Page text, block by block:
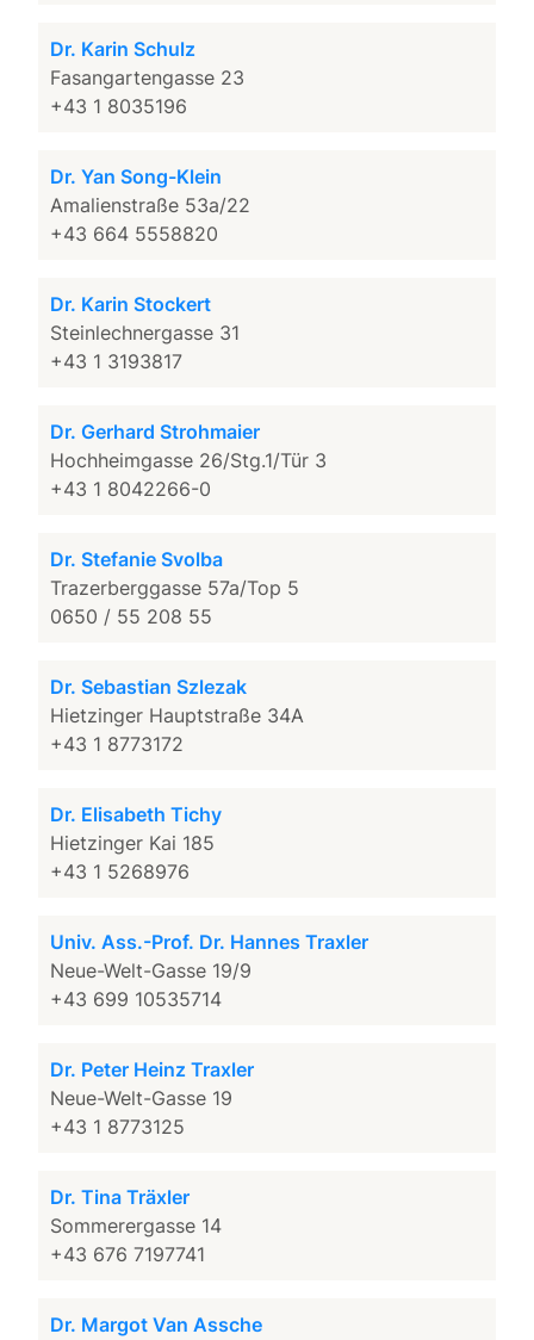
Dr. Karin Schulz
Fasangartengasse 23
+43 1 8035196
Dr. Yan Song-Klein
Amalienstraße 53a/22
+43 664 5558820
Dr. Karin Stockert
Steinlechnergasse 31
+43 1 3193817
Dr. Gerhard Strohmaier
Hochheimgasse 26/Stg.1/Tür 3
+43 1 8042266-0
Dr. Stefanie Svolba
Trazerberggasse 57a/Top 5
0650 / 55 208 55
Dr. Sebastian Szlezak
Hietzinger Hauptstraße 34A
+43 1 8773172
Dr. Elisabeth Tichy
Hietzinger Kai 185
+43 1 5268976
Univ. Ass.-Prof. Dr. Hannes Traxler
Neue-Welt-Gasse 19/9
+43 699 10535714
Dr. Peter Heinz Traxler
Neue-Welt-Gasse 19
+43 1 8773125
Dr. Tina Träxler
Sommerergasse 14
+43 676 7197741
Dr. Margot Van Assche